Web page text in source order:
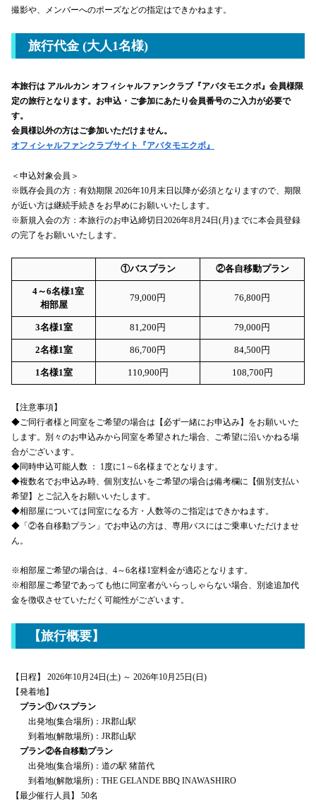
撮影や、メンバーへのポーズなどの指定はできかねます。
旅行代金 (大人1名様)
本旅行は アルルカン オフィシャルファンクラブ『アバタモエクボ』会員様限
定の旅行となります。お申込・ご参加にあたり会員番号のご入力が必要で
す。
会員様以外の方はご参加いただけません。
オフィシャルファンクラブサイト『アバタモエクボ』
＜申込対象会員＞
※既存会員の方：有効期限 2026年10月末日以降が必須となりますので、期限
が近い方は継続手続きをお早めにお願いいたします。
※新規入会の方：本旅行のお申込締切日2026年8月24日(月)までに本会員登録
の完了をお願いいたします。
①バスプラン ②各自移動プラン
4～6名様1室
相部屋
79,000円 76,800円
3名様1室 81,200円 79,000円
2名様1室 86,700円 84,500円
1名様1室 110,900円 108,700円
【注意事項】
◆ご同行者様と同室をご希望の場合は【必ず一緒にお申込み】をお願いいた
します。別々のお申込みから同室を希望された場合、ご希望に沿いかねる場
合がございます。
◆同時申込可能人数 ： 1度に1～6名様までとなります。
◆複数名でお申込み時、個別支払いをご希望の場合は備考欄に【個別支払い
希望】とご記入をお願いいたします。
◆相部屋については同室になる方・人数等のご指定はできかねます。
◆「②各自移動プラン」でお申込の方は、専用バスにはご乗車いただけませ
ん。
※相部屋ご希望の場合は、4～6名様1室料金が適応となります。
※相部屋ご希望であっても他に同室者がいらっしゃらない場合、別途追加代
金を徴収させていただく可能性がございます。
【旅行概要】
【日程】 2026年10月24日(土) ～ 2026年10月25日(日)
【発着地】
プラン①バスプラン
出発地(集合場所)：JR郡山駅
到着地(解散場所)：JR郡山駅
プラン②各自移動プラン
出発地(集合場所)：道の駅 猪苗代
到着地(解散場所)：THE GELANDE BBQ INAWASHIRO
【最少催行人員】 50名